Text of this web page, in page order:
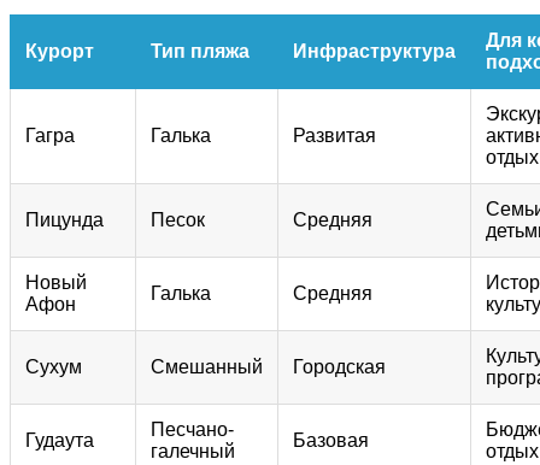
Курорт Тип пляжа Инфраструктура
Для
Гагра Галька Развитая
отдых
Пицунда Песок Средняя
Новый
Афон
Галька Средняя
Сухум Смешанный Городская
Гудаута
Песчано-
галечный
Базовая
отдых